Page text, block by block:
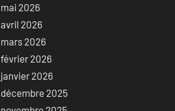
mai 2026
avril 2026
mars 2026
février 2026
janvier 2026
décembre 2025